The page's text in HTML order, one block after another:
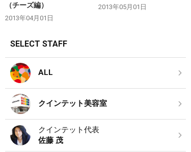
（チーズ編）
2013年04月01日
2013年05月01日
SELECT STAFF
ALL
クインテット美容室
クインテット代表
佐藤 茂